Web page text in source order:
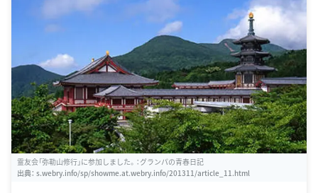
霊友会「弥勒山修行」に参加しました。：グランパの青春日記
出典： s.webry.info/sp/showme.at.webry.info/201311/article_11.html